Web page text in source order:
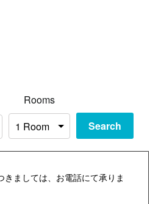
Rooms
Search
きましては、お電話にて承りま